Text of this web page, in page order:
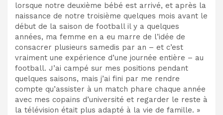
lorsque notre deuxième bébé est arrivé, et après la
naissance de notre troisième quelques mois avant le
début de la saison de football il y a quelques
années, ma femme en a eu marre de l’idée de
consacrer plusieurs samedis par an – et c’est
vraiment une expérience d’une journée entière – au
football. J’ai campé sur mes positions pendant
quelques saisons, mais j’ai fini par me rendre
compte qu’assister à un match phare chaque année
avec mes copains d’université et regarder le reste à
la télévision était plus adapté à la vie de famille. »